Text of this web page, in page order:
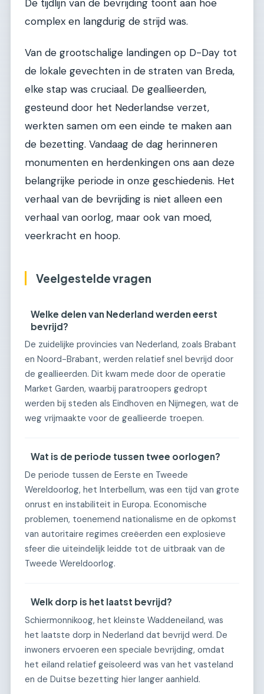
De tijdlijn van de bevrijding toont aan hoe
complex en langdurig de strijd was.
Van de grootschalige landingen op D-Day tot
de lokale gevechten in de straten van Breda,
elke stap was cruciaal. De geallieerden,
gesteund door het Nederlandse verzet,
werkten samen om een einde te maken aan
de bezetting. Vandaag de dag herinneren
monumenten en herdenkingen ons aan deze
belangrijke periode in onze geschiedenis. Het
verhaal van de bevrijding is niet alleen een
verhaal van oorlog, maar ook van moed,
veerkracht en hoop.
Veelgestelde vragen
Welke delen van Nederland werden eerst
bevrijd?
De zuidelijke provincies van Nederland, zoals Brabant
en Noord-Brabant, werden relatief snel bevrijd door
de geallieerden. Dit kwam mede door de operatie
Market Garden, waarbij paratroopers gedropt
werden bij steden als Eindhoven en Nijmegen, wat de
weg vrijmaakte voor de geallieerde troepen.
Wat is de periode tussen twee oorlogen?
De periode tussen de Eerste en Tweede
Wereldoorlog, het Interbellum, was een tijd van grote
onrust en instabiliteit in Europa. Economische
problemen, toenemend nationalisme en de opkomst
van autoritaire regimes creëerden een explosieve
sfeer die uiteindelijk leidde tot de uitbraak van de
Tweede Wereldoorlog.
Welk dorp is het laatst bevrijd?
Schiermonnikoog, het kleinste Waddeneiland, was
het laatste dorp in Nederland dat bevrijd werd. De
inwoners ervoeren een speciale bevrijding, omdat
het eiland relatief geïsoleerd was van het vasteland
en de Duitse bezetting hier langer aanhield.